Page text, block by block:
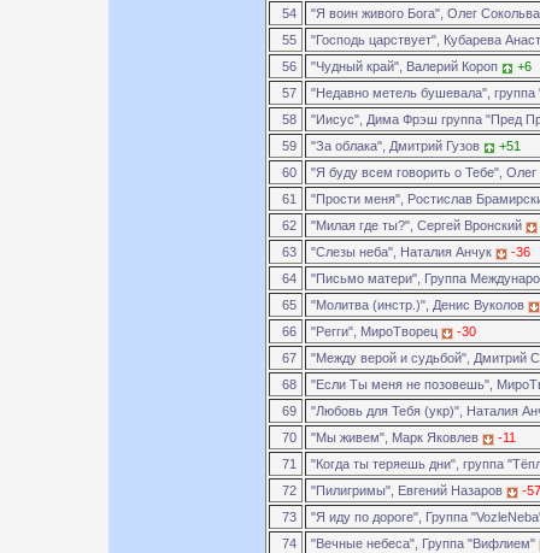
54
"Я воин живого Бога", Олег
55
"Господь царствует", Кубарева
56
"Чудный край", Валерий Короп
+6
57
"Недавно метель бушевала",
58
"Иисус", Дима Фрэш группа "Пред
59
"За облака", Дмитрий Гузов
+51
60
"Я буду всем говорить о Тебе",
61
"Прости меня", Ростислав
62
"Милая где ты?", Сергей Вронский
63
"Слезы неба", Наталия Анчук
-36
64
"Письмо матери", Группа
65
"Молитва (инстр.)", Денис Вуколов
66
"Регги", МироТворец
-30
67
"Между верой и судьбой", Дмитрий
68
"Если Ты меня не позовешь",
69
"Любовь для Тебя (укр)", Наталия
70
"Мы живем", Марк Яковлев
-11
71
"Когда ты теряешь дни", группа
72
"Пилигримы", Евгений Назаров
-57
73
"Я иду по дороге", Группа
74
"Вечные небеса", Группа "Вифлием"